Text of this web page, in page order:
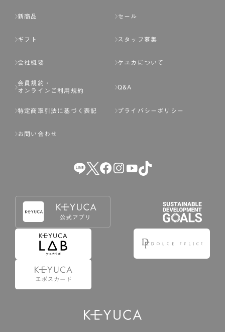
新商品 セール
ギフト スタッフ募集
会社概要 ケユカについて
会員規約・
オンラインご利用規約
Q&A
特定商取引法に基づく表記 プライバシーポリシー
お問い合わせ